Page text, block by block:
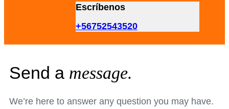
Escríbenos
+56752543520
Send a message.
We’re here to answer any question you may have.